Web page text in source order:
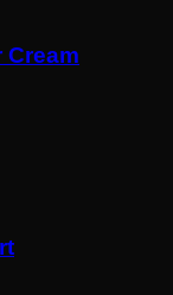
Cream